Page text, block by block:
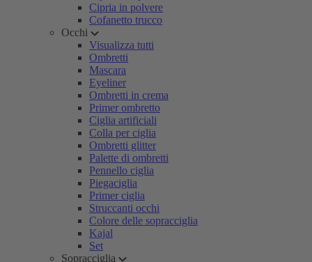
Cipria in polvere
Cofanetto trucco
Occhi
Visualizza tutti
Ombretti
Mascara
Eyeliner
Ombretti in crema
Primer ombretto
Ciglia artificiali
Colla per ciglia
Ombretti glitter
Palette di ombretti
Pennello ciglia
Piegaciglia
Primer ciglia
Struccanti occhi
Colore delle sopracciglia
Kajal
Set
Sopracciglia